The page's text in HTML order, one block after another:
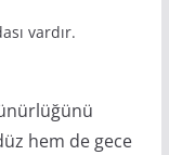
vardır.
hem de gece